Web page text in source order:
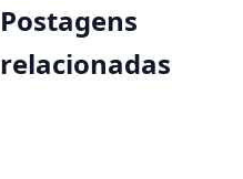
Postagens
relacionadas